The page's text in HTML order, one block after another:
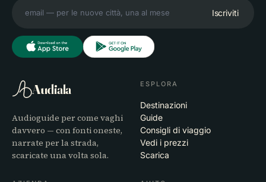
Iscriviti
Audiala
Audioguide per come vaghi
davvero — con fonti oneste,
narrate per la strada,
scaricate una volta sola.
ESPLORA
Destinazioni
Guide
Consigli di viaggio
Vedi i prezzi
Scarica